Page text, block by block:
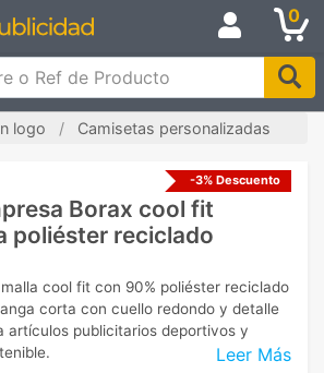
0
o Ref de Producto
logo Camisetas personalizadas
-3% Descuento
Borax cool fit
poliéster reciclado
Leer Más
cool fit con 90% poliéster reciclado
corta con cuello redondo y detalle
artículos publicitarios deportivos y